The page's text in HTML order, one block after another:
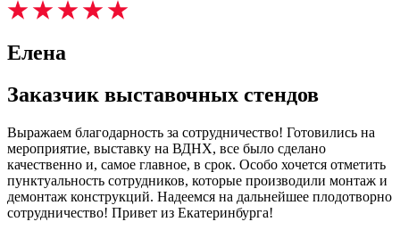
Елена
Заказчик выставочных стендов
Выражаем благодарность за сотрудничество! Готовились на
мероприятие, выставку на ВДНХ, все было сделано
качественно и, самое главное, в срок. Особо хочется отметить
пунктуальность сотрудников, которые производили монтаж и
демонтаж конструкций. Надеемся на дальнейшее плодотворно
сотрудничество! Привет из Екатеринбурга!